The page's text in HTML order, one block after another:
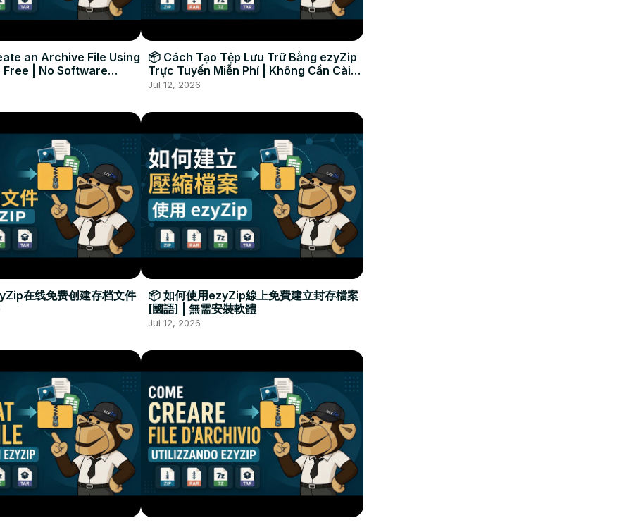
an Archive File Using
Free | No Software
📦 Cách Tạo Tệp Lưu Trữ Bằng ezyZip
Trực Tuyến Miễn Phí | Không Cần Cài
Đặt Phần Mềm
Jul 12, 2026
在线免费创建存档文件
📦 如何使用ezyZip線上免費建立封存檔案
[國語] | 無需安裝軟體
Jul 12, 2026